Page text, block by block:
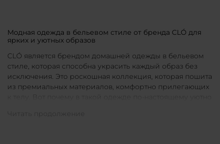
Модная одежда в бельевом стиле от бренда CLÓ для
ярких и уютных образов
CLÓ является брендом домашней одежды в бельевом
стиле, которая способна украсить каждый образ без
исключения. Это роскошная коллекция, которая пошита
из премиальных материалов, комфортно прилегающих
к телу. Вот почему в такой одежде по-настоящему уютно